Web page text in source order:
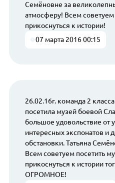
Семёновне за
атмосферу! Всем советуем
прикоснуться к истории!
07 марта 2016 00:15
26.02.16г. команда 2
посетила музей боевой
большое удовольствие от
интересных экспонатов и
обстановки. Татьяна
Всем советуем посетить
прикоснуться к истории
ОГРОМНОЕ!